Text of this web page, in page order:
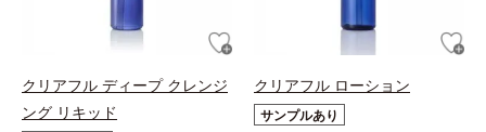
クリアフル ディープ クレンジ
ング リキッド
クリアフル ローション
サンプルあり